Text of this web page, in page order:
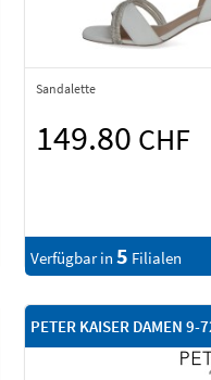
Sandalette
149.80 CHF
Verfügbar in 5 Filialen
PETER KAISER DAMEN